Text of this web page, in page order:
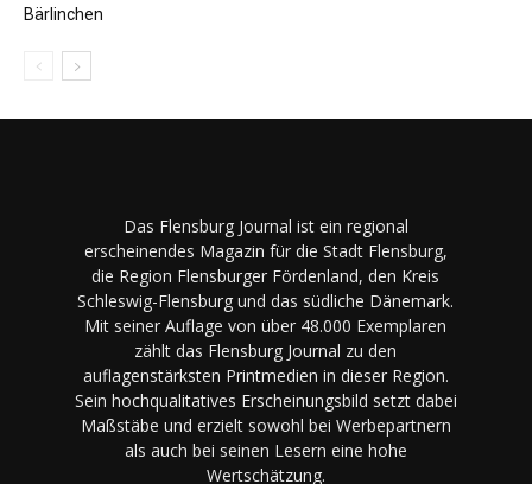
Bärlinchen
Das Flensburg Journal ist ein regional
erscheinendes Magazin für die Stadt Flensburg,
die Region Flensburger Fördenland, den Kreis
Schleswig-Flensburg und das südliche Dänemark.
Mit seiner Auflage von über 48.000 Exemplaren
zählt das Flensburg Journal zu den
auflagenstärksten Printmedien in dieser Region.
Sein hochqualitatives Erscheinungsbild setzt dabei
Maßstäbe und erzielt sowohl bei Werbepartnern
als auch bei seinen Lesern eine hohe
Wertschätzung.